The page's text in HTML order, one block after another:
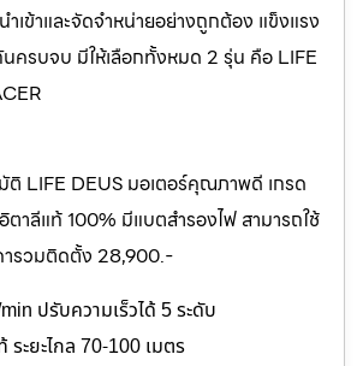
เข้าและจัดจำหน่ายอย่างถูกต้อง แข็งแรง
ครบจบ มีให้เลือกทั้งหมด 2 รุ่น คือ LIFE
ติ LIFE DEUS มอเตอร์คุณภาพดี เกรด
ตาลีแท้ 100% มีแบตสำรองไฟ สามารถใช้
ารวมติดตั้ง 28,900.-
ปรับความเร็วได้ 5 ระดับ
ระยะไกล 70-100 เมตร